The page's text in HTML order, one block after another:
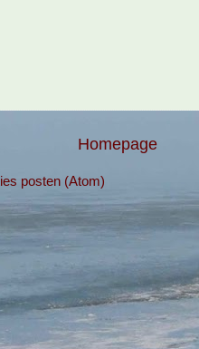
Homepage
posten (Atom)